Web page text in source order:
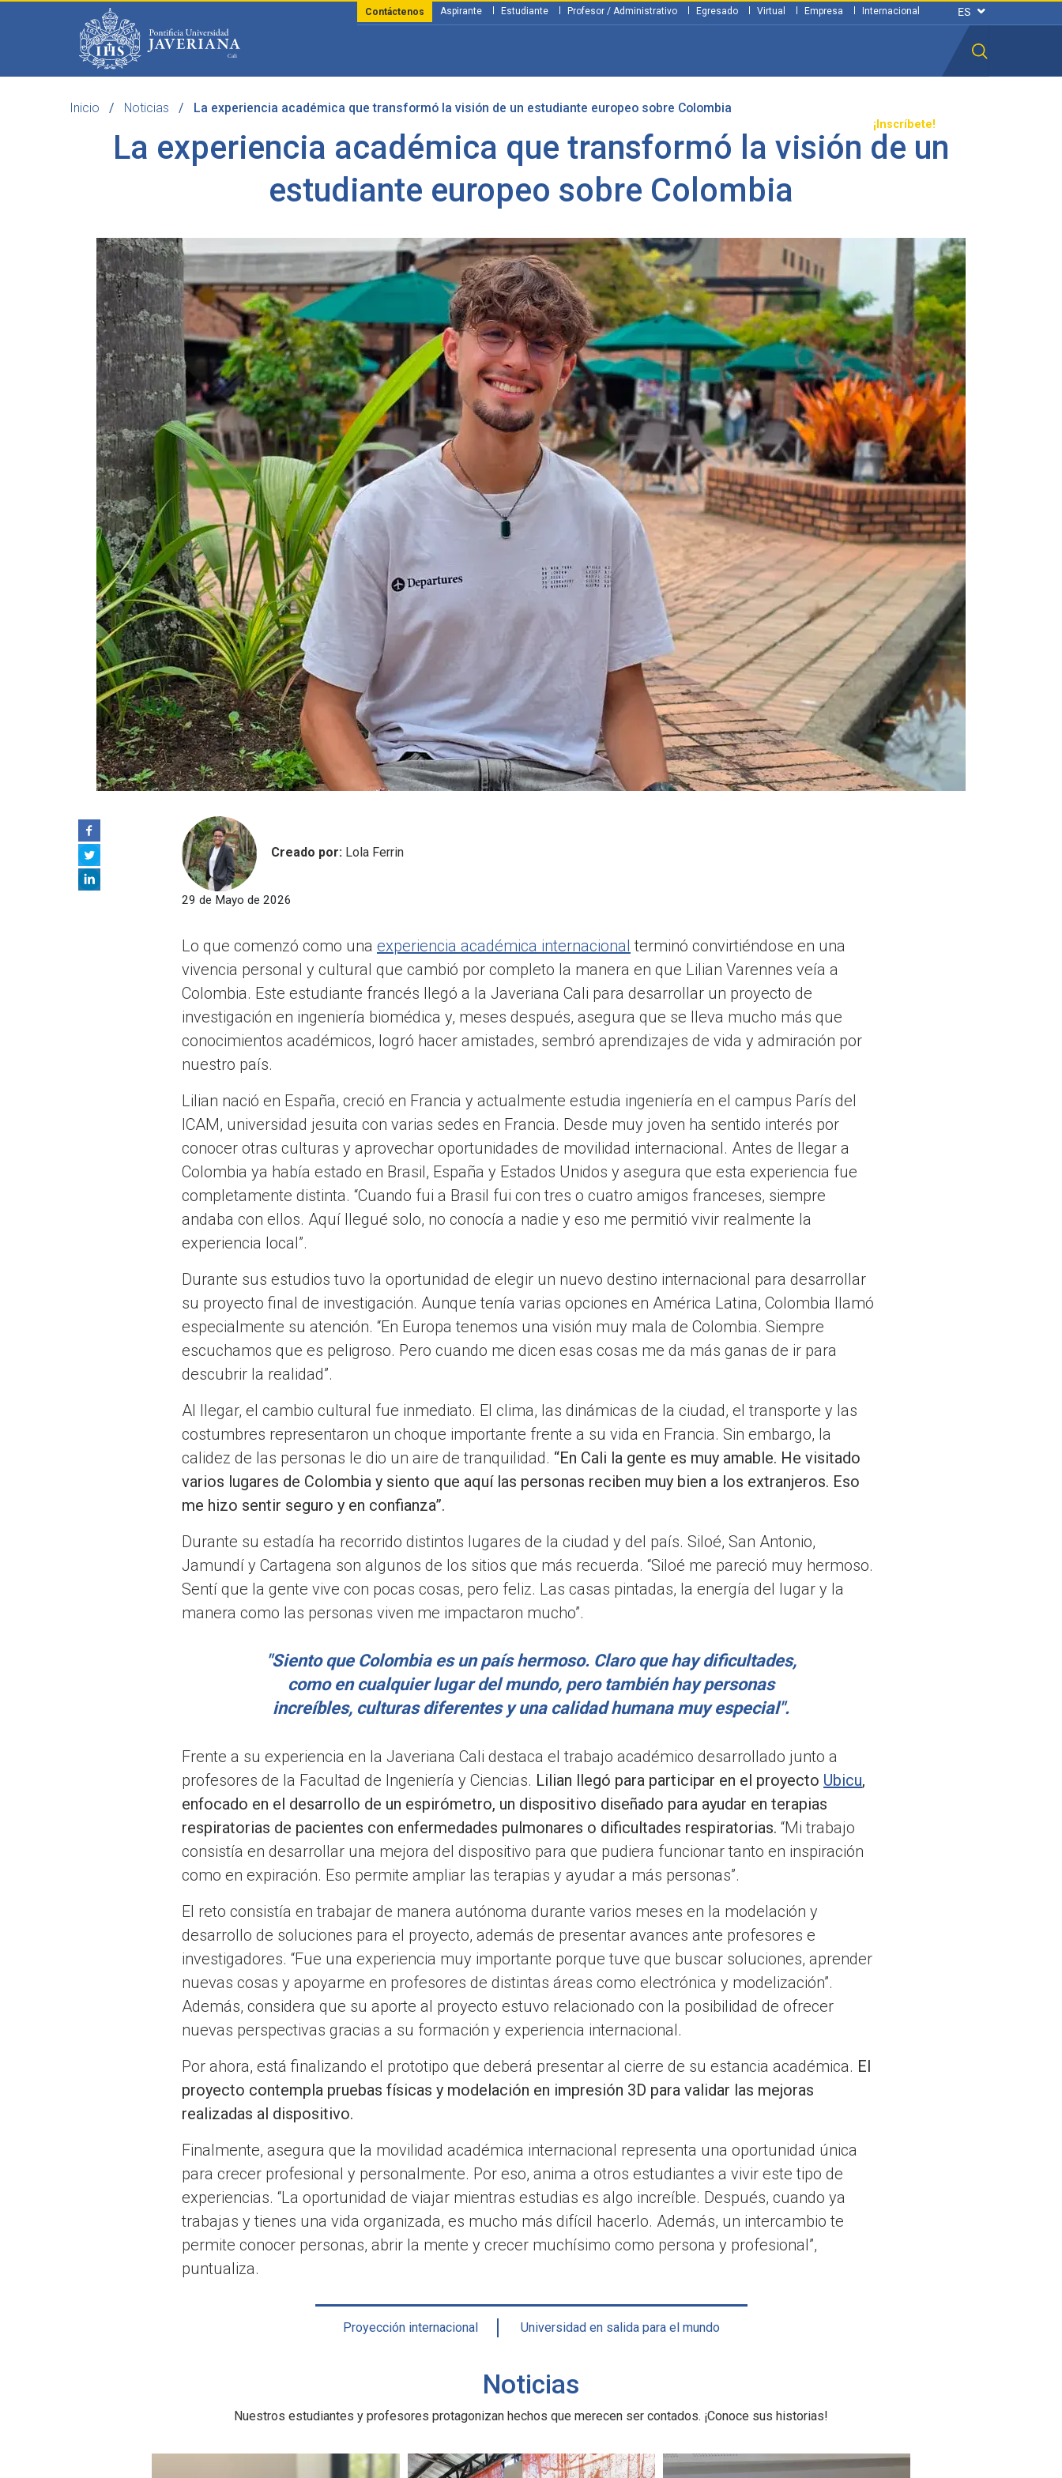
¡Inscríbete!
Aspirante Estudiante Profesor / Administrativo Egresado Virtual Empresa Internacional
Contáctenos
Inicio Noticias La experiencia académica que transformó la visión de un estudiante europeo sobre Colombia
La experiencia académica que transformó la visión de un
estudiante europeo sobre Colombia
Creado por: Lola Ferrin
29 de Mayo de 2026
Lo que comenzó como una experiencia académica internacional terminó convirtiéndose en una
vivencia personal y cultural que cambió por completo la manera en que Lilian Varennes veía a
Colombia. Este estudiante francés llegó a la Javeriana Cali para desarrollar un proyecto de
investigación en ingeniería biomédica y, meses después, asegura que se lleva mucho más que
conocimientos académicos, logró hacer amistades, sembró aprendizajes de vida y admiración por
nuestro país.
Lilian nació en España, creció en Francia y actualmente estudia ingeniería en el campus París del
ICAM, universidad jesuita con varias sedes en Francia. Desde muy joven ha sentido interés por
conocer otras culturas y aprovechar oportunidades de movilidad internacional. Antes de llegar a
Colombia ya había estado en Brasil, España y Estados Unidos y asegura que esta experiencia fue
completamente distinta. “Cuando fui a Brasil fui con tres o cuatro amigos franceses, siempre
andaba con ellos. Aquí llegué solo, no conocía a nadie y eso me permitió vivir realmente la
experiencia local”.
Durante sus estudios tuvo la oportunidad de elegir un nuevo destino internacional para desarrollar
su proyecto final de investigación. Aunque tenía varias opciones en América Latina, Colombia llamó
especialmente su atención. “En Europa tenemos una visión muy mala de Colombia. Siempre
escuchamos que es peligroso. Pero cuando me dicen esas cosas me da más ganas de ir para
descubrir la realidad”.
Al llegar, el cambio cultural fue inmediato. El clima, las dinámicas de la ciudad, el transporte y las
costumbres representaron un choque importante frente a su vida en Francia. Sin embargo, la
calidez de las personas le dio un aire de tranquilidad. “En Cali la gente es muy amable. He visitado
varios lugares de Colombia y siento que aquí las personas reciben muy bien a los extranjeros. Eso
me hizo sentir seguro y en confianza”.
Durante su estadía ha recorrido distintos lugares de la ciudad y del país. Siloé, San Antonio,
Jamundí y Cartagena son algunos de los sitios que más recuerda. “Siloé me pareció muy hermoso.
Sentí que la gente vive con pocas cosas, pero feliz. Las casas pintadas, la energía del lugar y la
manera como las personas viven me impactaron mucho”.
"Siento que Colombia es un país hermoso. Claro que hay dificultades,
como en cualquier lugar del mundo, pero también hay personas
increíbles, culturas diferentes y una calidad humana muy especial".
Frente a su experiencia en la Javeriana Cali destaca el trabajo académico desarrollado junto a
profesores de la Facultad de Ingeniería y Ciencias. Lilian llegó para participar en el proyecto Ubicu,
enfocado en el desarrollo de un espirómetro, un dispositivo diseñado para ayudar en terapias
respiratorias de pacientes con enfermedades pulmonares o dificultades respiratorias. “Mi trabajo
consistía en desarrollar una mejora del dispositivo para que pudiera funcionar tanto en inspiración
como en expiración. Eso permite ampliar las terapias y ayudar a más personas”.
El reto consistía en trabajar de manera autónoma durante varios meses en la modelación y
desarrollo de soluciones para el proyecto, además de presentar avances ante profesores e
investigadores. “Fue una experiencia muy importante porque tuve que buscar soluciones, aprender
nuevas cosas y apoyarme en profesores de distintas áreas como electrónica y modelización”.
Además, considera que su aporte al proyecto estuvo relacionado con la posibilidad de ofrecer
nuevas perspectivas gracias a su formación y experiencia internacional.
Por ahora, está finalizando el prototipo que deberá presentar al cierre de su estancia académica. El
proyecto contempla pruebas físicas y modelación en impresión 3D para validar las mejoras
realizadas al dispositivo.
Finalmente, asegura que la movilidad académica internacional representa una oportunidad única
para crecer profesional y personalmente. Por eso, anima a otros estudiantes a vivir este tipo de
experiencias. “La oportunidad de viajar mientras estudias es algo increíble. Después, cuando ya
trabajas y tienes una vida organizada, es mucho más difícil hacerlo. Además, un intercambio te
permite conocer personas, abrir la mente y crecer muchísimo como persona y profesional”,
puntualiza.
Proyección internacional Universidad en salida para el mundo
Noticias
Nuestros estudiantes y profesores protagonizan hechos que merecen ser contados. ¡Conoce sus historias!